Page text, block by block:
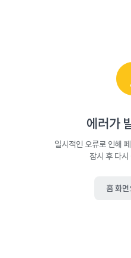
에러가
일시적인 오류로 인해
잠시 후 다시
홈 화